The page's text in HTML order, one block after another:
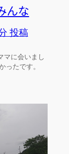
んな
投稿
マに会いまし
ったです。